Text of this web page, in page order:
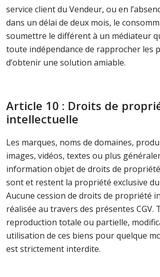
service client du Vendeur, ou en
dans un délai de deux mois, le
soumettre le différent à un médiateur
toute indépendance de rapprocher les
d’obtenir une solution amiable.
Article 10 : Droits de
intellectuelle
Les marques, noms de domaines,
images, vidéos, textes ou plus
information objet de droits de
sont et restent la propriété exclusive
Aucune cession de droits de propriété
réalisée au travers des présentes CGV.
reproduction totale ou partielle,
utilisation de ces biens pour quelque
est strictement interdite.